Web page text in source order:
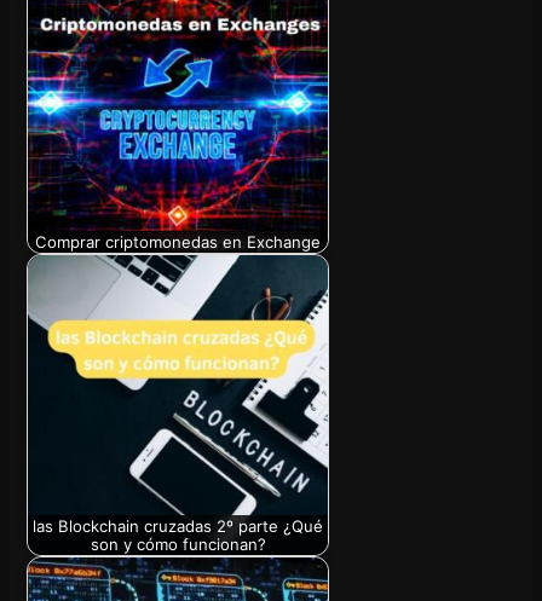
Comprar criptomonedas en Exchange
las Blockchain cruzadas 2º parte ¿Qué
son y cómo funcionan?